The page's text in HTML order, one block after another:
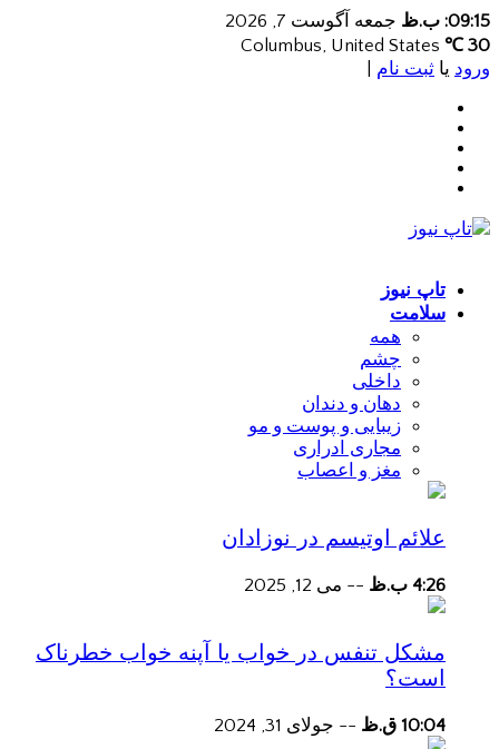
09:15: ب.ظ
جمعه آگوست 7, 2026
30 ℃
ورود یا ثبت نام
تاپ نیوز
سلامت
همه
چشم
داخلی
دهان و دندان
زیبایی و پوست و مو
مجاری ادراری
مغز و اعصاب
علائم اوتیسم در نوزادان
4:26 ب.ظ -- می 12, 2025
مشکل تنفس در خواب یا آپنه خواب خطرناک
است؟
10:04 ق.ظ -- جولای 31, 2024